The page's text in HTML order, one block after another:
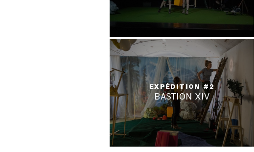
EXPÉDITION #2
BASTION XIV